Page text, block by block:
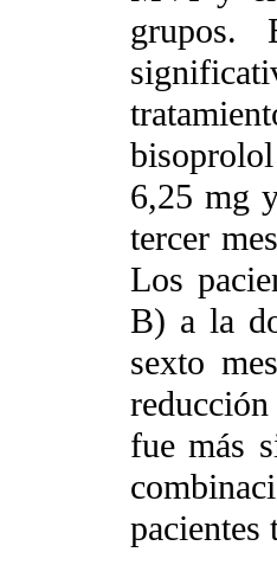
grupos.
6,25 mg
tercer
Los
B) a la
sexto
fue más
pacientes